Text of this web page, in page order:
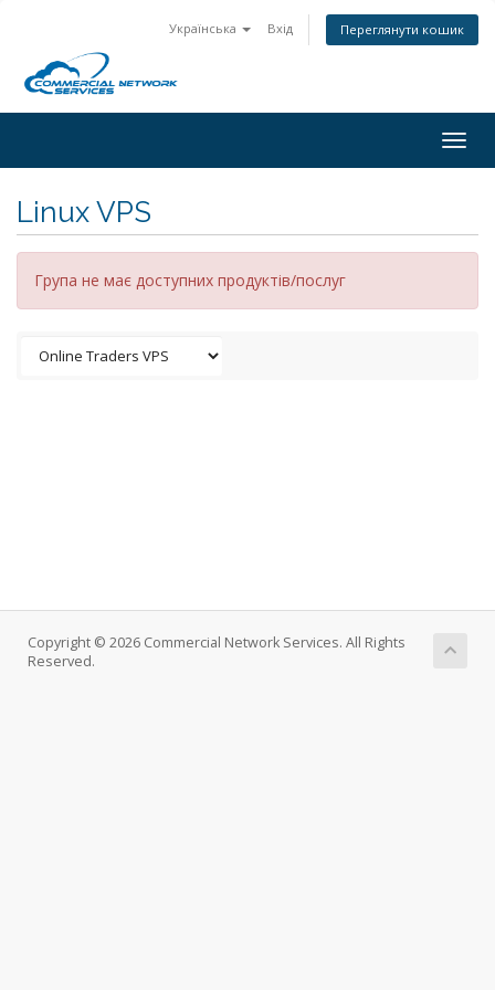
Українська Вхід Переглянути кошик
Linux VPS
Група не має доступних продуктів/послуг
Copyright © 2026 Commercial Network Services. All Rights
Reserved.